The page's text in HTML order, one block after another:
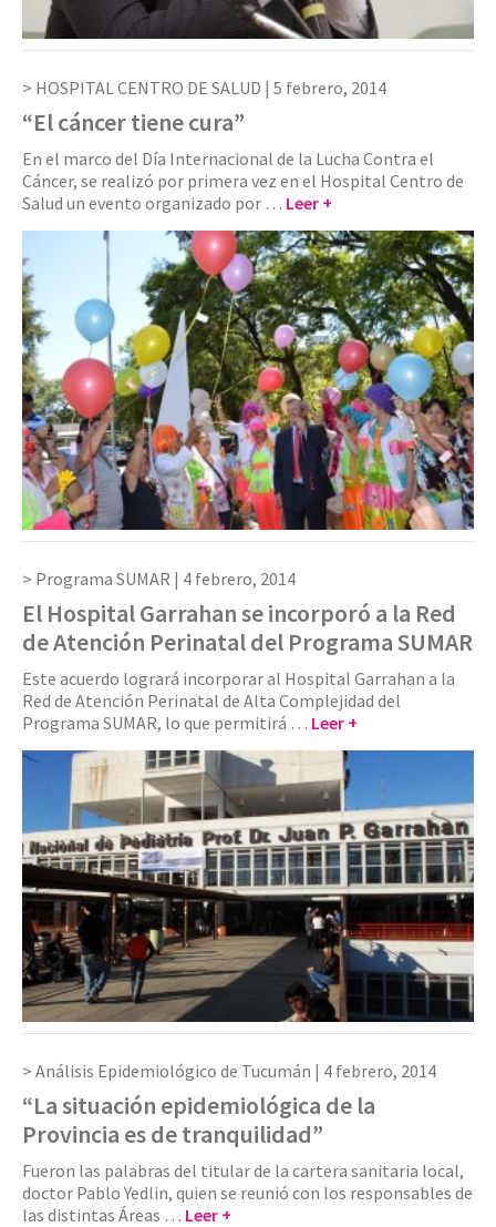
HOSPITAL CENTRO DE SALUD | 5 febrero, 2014
“El cáncer tiene cura”
En el marco del Día Internacional de la Lucha Contra el
Cáncer, se realizó por primera vez en el Hospital Centro de
Salud un evento organizado por … Leer +
Programa SUMAR | 4 febrero, 2014
El Hospital Garrahan se incorporó a la Red
de Atención Perinatal del Programa SUMAR
Este acuerdo logrará incorporar al Hospital Garrahan a la
Red de Atención Perinatal de Alta Complejidad del
Programa SUMAR, lo que permitirá … Leer +
Análisis Epidemiológico de Tucumán | 4 febrero, 2014
“La situación epidemiológica de la
Provincia es de tranquilidad”
Fueron las palabras del titular de la cartera sanitaria local,
doctor Pablo Yedlin, quien se reunió con los responsables de
las distintas Áreas … Leer +